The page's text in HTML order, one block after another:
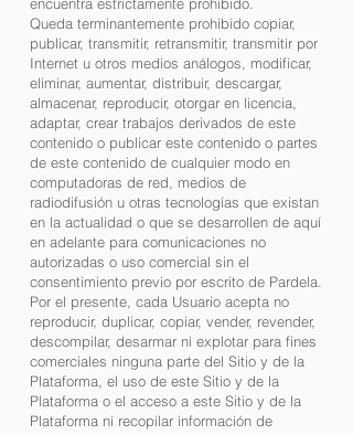
Queda terminantemente prohibido copiar,
publicar, transmitir, retransmitir, transmitir por
Internet u otros medios análogos, modificar,
eliminar, aumentar, distribuir, descargar,
almacenar, reproducir, otorgar en licencia,
adaptar, crear trabajos derivados de este
contenido o publicar este contenido o partes
de este contenido de cualquier modo en
computadoras de red, medios de
radiodifusión u otras tecnologías que existan
en la actualidad o que se desarrollen de aquí
en adelante para comunicaciones no
autorizadas o uso comercial sin el
consentimiento previo por escrito de Pardela.
Por el presente, cada Usuario acepta no
reproducir, duplicar, copiar, vender, revender,
descompilar, desarmar ni explotar para fines
comerciales ninguna parte del Sitio y de la
Plataforma, el uso de este Sitio y de la
Plataforma o el acceso a este Sitio y de la
Plataforma ni recopilar información de